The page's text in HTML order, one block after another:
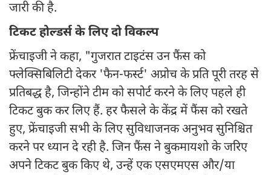
जारी की है.
टिकट होल्डर्स के लिए दो विकल्प
फ्रेंचाइजी ने कहा, "गुजरात टाइटंस उन फैंस को
फ्लेक्सिबिलिटी देकर 'फैन-फर्स्ट' अप्रोच के प्रति पूरी तरह से
प्रतिबद्ध है, जिन्होंने टीम को सपोर्ट करने के लिए पहले ही
टिकट बुक कर लिए हैं. हर फैसले के केंद्र में फैंस को रखते
हुए, फ्रेंचाइजी सभी के लिए सुविधाजनक अनुभव सुनिश्चित
करने पर ध्यान दे रही है. जिन फैंस ने बुकमायशो के जरिए
अपने टिकट बुक किए थे, उन्हें एक एसएमएस और/या